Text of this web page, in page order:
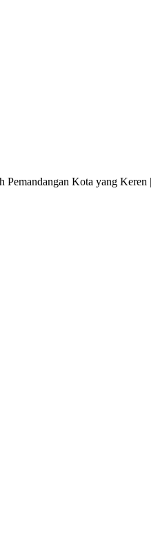
Pemandangan Kota yang Keren |